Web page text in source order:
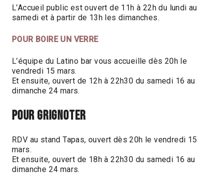
L’Accueil public est ouvert de 11h à 22h du lundi au
samedi et à partir de 13h les dimanches.
POUR BOIRE UN VERRE
L’équipe du Latino bar vous accueille dès 20h le
vendredi 15 mars.
Et ensuite, ouvert de 12h à 22h30 du samedi 16 au
dimanche 24 mars.
POUR grignoter
RDV au stand Tapas, ouvert dès 20h le vendredi 15
mars.
Et ensuite, ouvert de 18h à 22h30 du samedi 16 au
dimanche 24 mars.